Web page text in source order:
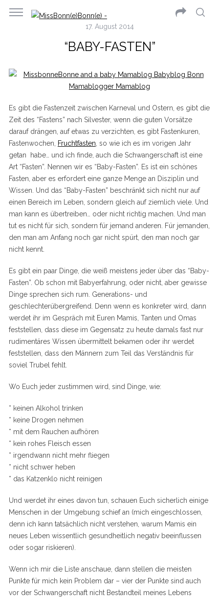
17. August 2014
“BABY-FASTEN”
Es gibt die Fastenzeit zwischen Karneval und Ostern, es gibt die
Zeit des “Fastens” nach Silvester, wenn die guten Vorsätze
darauf drängen, auf etwas zu verzichten, es gibt Fastenkuren,
Fastenwochen,
Fruchtfasten , so wie ich es im vorigen Jahr
getan habe… und ich finde, auch die Schwangerschaft ist eine
Art “Fasten”. Nennen wir es “Baby-Fasten”. Es ist ein schönes
Fasten, aber es erfordert eine ganze Menge an Disziplin und
Wissen. Und das “Baby-Fasten” beschränkt sich nicht nur auf
einen Bereich im Leben, sondern gleich auf ziemlich viele. Und
man kann es übertreiben… oder nicht richtig machen. Und man
tut es nicht für sich, sondern für jemand anderen. Für jemanden,
den man am Anfang noch gar nicht spürt, den man noch gar
nicht kennt.
Es gibt ein paar Dinge, die weiß meistens jeder über das “Baby-
Fasten”. Ob schon mit Babyerfahrung, oder nicht, aber gewisse
Dinge sprechen sich rum. Generations- und
geschlechterübergreifend. Denn wenn es konkreter wird, dann
werdet ihr im Gespräch mit Euren Mamis, Tanten und Omas
feststellen, dass diese im Gegensatz zu heute damals fast nur
rudimentäres Wissen übermittelt bekamen oder ihr werdet
feststellen, dass den Männern zum Teil das Verständnis für
soviel Trubel fehlt.
Wo Euch jeder zustimmen wird, sind Dinge, wie:
* keinen Alkohol trinken
* keine Drogen nehmen
* mit dem Rauchen aufhören
* kein rohes Fleisch essen
* irgendwann nicht mehr fliegen
* nicht schwer heben
* das Katzenklo nicht reinigen
Und werdet ihr eines davon tun, schauen Euch sicherlich einige
Menschen in der Umgebung schief an (mich eingeschlossen,
denn ich kann tatsächlich nicht verstehen, warum Mamis ein
neues Leben wissentlich gesundheitlich negativ beeinflussen
oder sogar riskieren).
Wenn ich mir die Liste anschaue, dann stellen die meisten
Punkte für mich kein Problem dar – vier der Punkte sind auch
vor der Schwangerschaft nicht Bestandteil meines Lebens